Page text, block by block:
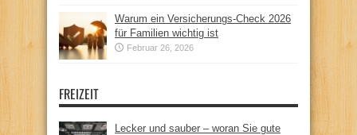
Warum ein Versicherungs-Check 2026
für Familien wichtig ist
Februar 26, 2026
FREIZEIT
Lecker und sauber – woran Sie gute